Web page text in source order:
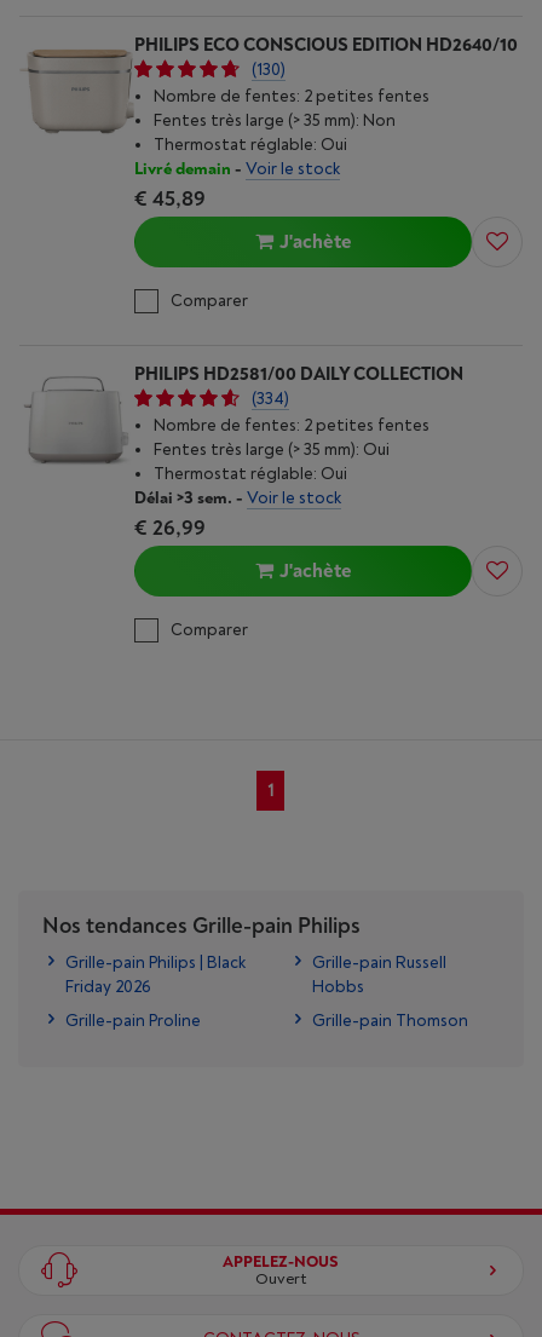
PHILIPS ECO CONSCIOUS EDITION HD2640/10
(130)
Nombre de fentes: 2 petites fentes
Fentes très large (> 35 mm): Non
Thermostat réglable: Oui
Livré demain - Voir le stock
€ 45,89
J'achète
Comparer
PHILIPS HD2581/00 DAILY COLLECTION
(334)
Nombre de fentes: 2 petites fentes
Fentes très large (> 35 mm): Oui
Thermostat réglable: Oui
Délai >3 sem. - Voir le stock
€ 26,99
J'achète
Comparer
1
Nos tendances Grille-pain Philips
Grille-pain Philips | Black
Friday 2026
Grille-pain Proline
Grille-pain Russell
Hobbs
Grille-pain Thomson
APPELEZ-NOUS
Ouvert